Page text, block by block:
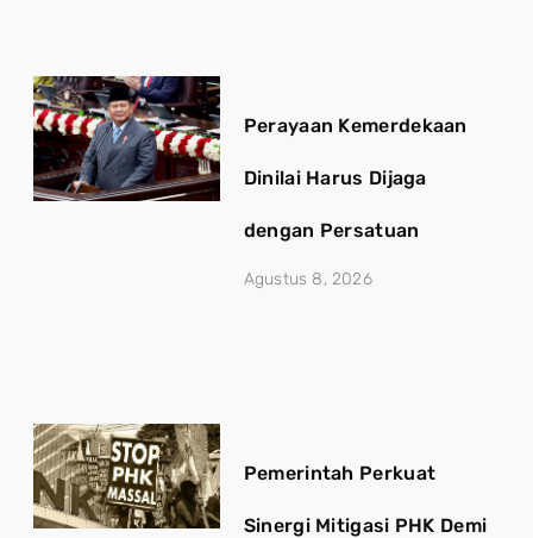
Perayaan Kemerdekaan
Dinilai Harus Dijaga
dengan Persatuan
Agustus 8, 2026
Pemerintah Perkuat
Sinergi Mitigasi PHK Demi